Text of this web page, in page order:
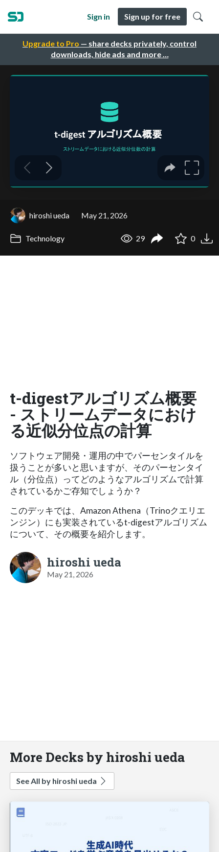
Upgrade to Pro — share decks privately, control
downloads, hide ads and more …
Sign in Sign up for free
hiroshi ueda May 21, 2026
Technology 29 0
t-digestアルゴリズム概要
- ストリームデータにおけ
る近似分位点の計算
ソフトウェア開発・運用の中でパーセンタイルを
扱うことが多いと思いますが、そのパーセンタイ
ル（分位点）ってどのようなアルゴリズムで計算
されているかご存知でしょうか？
このデッキでは、Amazon Athena（Trinoクエリエ
ンジン）にも実装されているt-digestアルゴリズム
について、その概要を紹介します。
hiroshi ueda
May 21, 2026
More Decks by hiroshi ueda
See All by hiroshi ueda